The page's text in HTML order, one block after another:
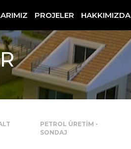
PROJELER HAKKIMIZDA
PETROL ÜRETİM -
SONDAJ